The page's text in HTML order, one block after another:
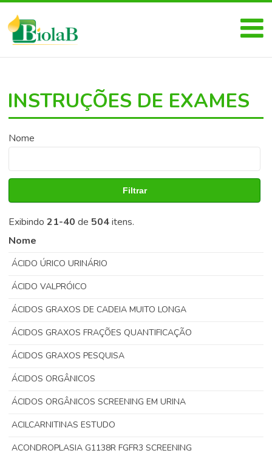
INSTRUÇÕES DE EXAMES
Nome
Filtrar
Exibindo21-40 de 504itens.
Nome
ÁCIDO ÚRICO URINÁRIO
ÁCIDO VALPRÓICO
ÁCIDOS GRAXOS DE CADEIA MUITO LONGA
ÁCIDOS GRAXOS FRAÇÕES QUANTIFICAÇÃO
ÁCIDOS GRAXOS PESQUISA
ÁCIDOS ORGÂNICOS
ÁCIDOS ORGÂNICOS SCREENING EM URINA
ACILCARNITINAS ESTUDO
ACONDROPLASIA G1138R FGFR3 SCREENING